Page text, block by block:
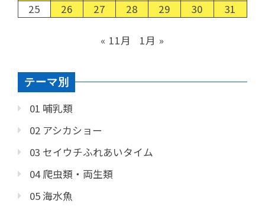
25
26 27 28 29 30 31
« 11月 1月 »
テーマ別
01 哺乳類
02 アシカショー
03 セイウチふれあいタイム
04 爬虫類・両生類
05 海水魚